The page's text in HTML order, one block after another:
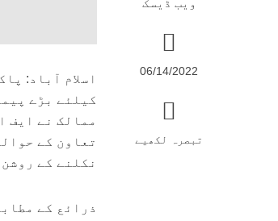
ویب ڈیسک
06/14/2022
تبصرہ لکھیے
اسلام آباد:
کیلئے بڑے
ممالک نے ایف
تعاون کے
نکلنے کے
ذرائع کے